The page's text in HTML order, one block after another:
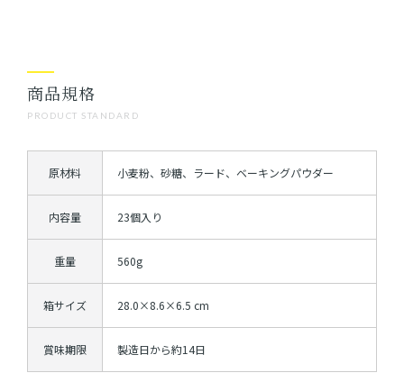
PRODUCT STANDARD
商品規格
原材料 小麦粉、砂糖、ラード、ベーキングパウダー
内容量 23個入り
重量 560g
箱サイズ 28.0×8.6×6.5 cm
賞味期限 製造日から約14日